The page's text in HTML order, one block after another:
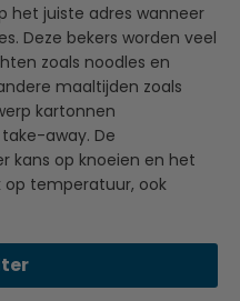
het juiste adres wanneer
Deze bekers worden veel
zoals noodles en
maaltijden zoals
kartonnen
away. De
kans op knoeien en het
op temperatuur, ook